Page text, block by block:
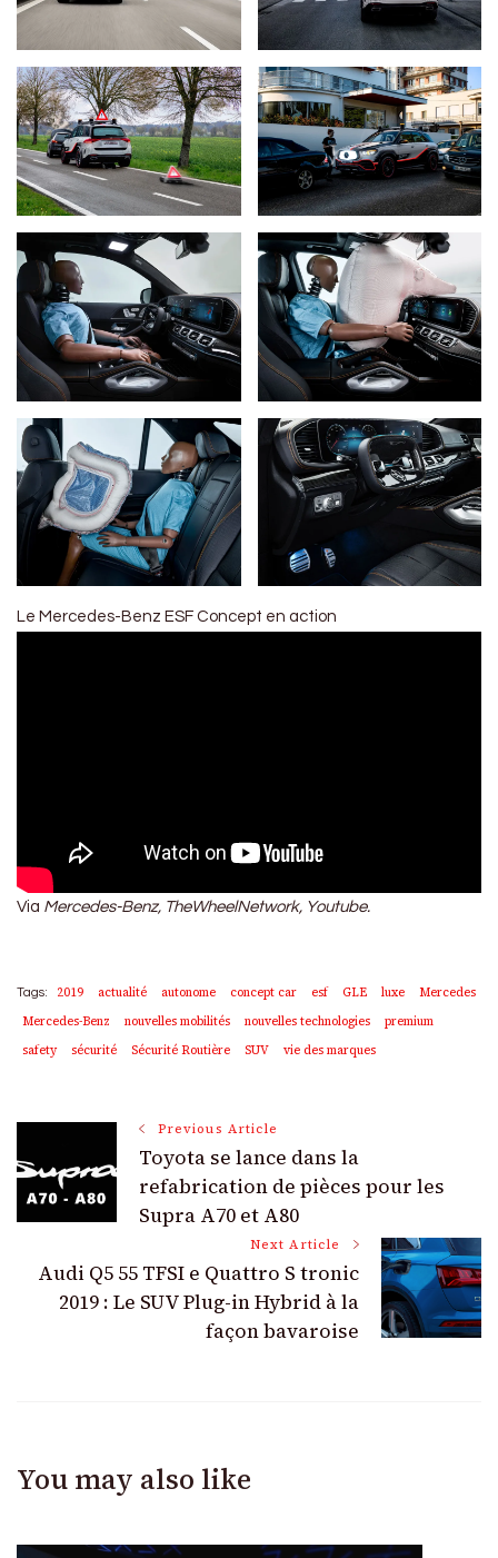
Le Mercedes-Benz ESF Concept en action
Via Mercedes-Benz, TheWheelNetwork, Youtube.
Tags: 2019 actualité autonome concept car esf GLE luxe
Mercedes
Mercedes-Benz
nouvelles mobilités nouvelles technologies
premium
safety
sécurité Sécurité Routière SUV vie des marques
Navigation
Previous Article
Toyota se lance dans la
refabrication de pièces pour les
Supra A70 et A80
Next Article
Audi Q5 55 TFSI e Quattro S tronic
2019 : Le SUV Plug-in Hybrid à la
façon bavaroise
You may also like